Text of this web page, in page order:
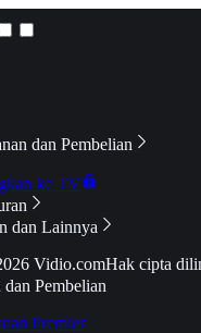
dan Pembelian
ke TV
dan Lainnya
Vidio.comHak cipta
Pembelian
Premier